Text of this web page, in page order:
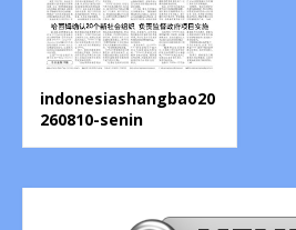
indonesiashangbao20
260810-senin